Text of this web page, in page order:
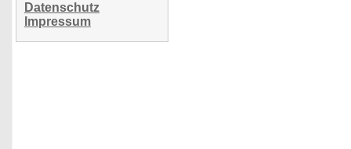
Datenschutz
Impressum